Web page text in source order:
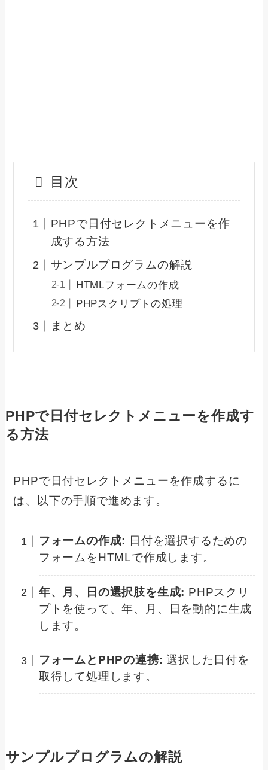
目次
PHPで日付セレクトメニューを作
成する方法
サンプルプログラムの解説
HTMLフォームの作成
PHPスクリプトの処理
まとめ
PHPで日付セレクトメニューを作成す
る方法
PHPで日付セレクトメニューを作成するに
は、以下の手順で進めます。
フォームの作成: 日付を選択するための
フォームをHTMLで作成します。
年、月、日の選択肢を生成: PHPスクリ
プトを使って、年、月、日を動的に生成
します。
フォームとPHPの連携: 選択した日付を
取得して処理します。
サンプルプログラムの解説